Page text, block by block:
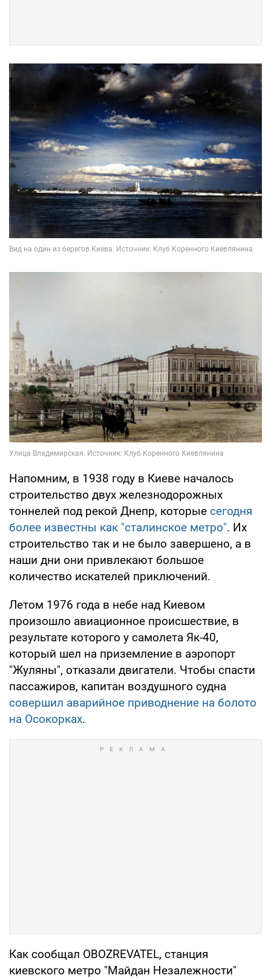
Напомним, в 1938 году в Киеве началось
строительство двух железнодорожных
тоннелей под рекой Днепр, которые сегодня
более известны как "сталинское метро". Их
строительство так и не было завершено, а в
наши дни они привлекают большое
количество искателей приключений.
Летом 1976 года в небе над Киевом
произошло авиационное происшествие, в
результате которого у самолета Як-40,
который шел на приземление в аэропорт
"Жуляны", отказали двигатели. Чтобы спасти
пассажиров, капитан воздушного судна
совершил аварийное приводнение на болото
на Осокорках.
Как сообщал OBOZREVATEL, станция
киевского метро "Майдан Незалежности"